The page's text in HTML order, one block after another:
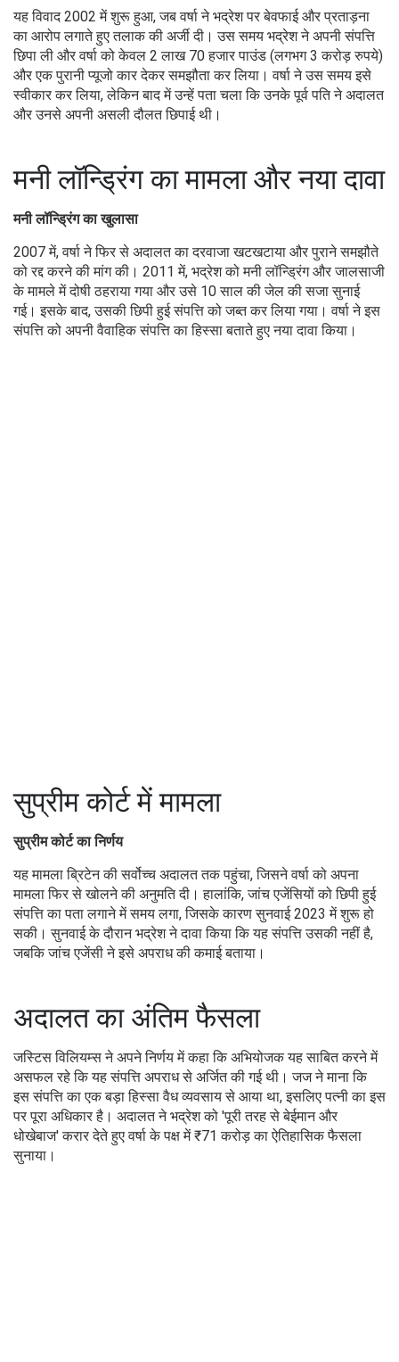
यह विवाद 2002 में शुरू हुआ, जब वर्षा ने भद्रेश पर बेवफाई और प्रताड़ना
का आरोप लगाते हुए तलाक की अर्जी दी। उस समय भद्रेश ने अपनी संपत्ति
छिपा ली और वर्षा को केवल 2 लाख 70 हजार पाउंड (लगभग 3 करोड़ रुपये)
और एक पुरानी प्यूजो कार देकर समझौता कर लिया। वर्षा ने उस समय इसे
स्वीकार कर लिया, लेकिन बाद में उन्हें पता चला कि उनके पूर्व पति ने अदालत
और उनसे अपनी असली दौलत छिपाई थी।
मनी लॉन्ड्रिंग का मामला और नया दावा
मनी लॉन्ड्रिंग का खुलासा
2007 में, वर्षा ने फिर से अदालत का दरवाजा खटखटाया और पुराने समझौते
को रद्द करने की मांग की। 2011 में, भद्रेश को मनी लॉन्ड्रिंग और जालसाजी
के मामले में दोषी ठहराया गया और उसे 10 साल की जेल की सजा सुनाई
गई। इसके बाद, उसकी छिपी हुई संपत्ति को जब्त कर लिया गया। वर्षा ने इस
संपत्ति को अपनी वैवाहिक संपत्ति का हिस्सा बताते हुए नया दावा किया।
सुप्रीम कोर्ट में मामला
सुप्रीम कोर्ट का निर्णय
यह मामला ब्रिटेन की सर्वोच्च अदालत तक पहुंचा, जिसने वर्षा को अपना
मामला फिर से खोलने की अनुमति दी। हालांकि, जांच एजेंसियों को छिपी हुई
संपत्ति का पता लगाने में समय लगा, जिसके कारण सुनवाई 2023 में शुरू हो
सकी। सुनवाई के दौरान भद्रेश ने दावा किया कि यह संपत्ति उसकी नहीं है,
जबकि जांच एजेंसी ने इसे अपराध की कमाई बताया।
अदालत का अंतिम फैसला
जस्टिस विलियम्स ने अपने निर्णय में कहा कि अभियोजक यह साबित करने में
असफल रहे कि यह संपत्ति अपराध से अर्जित की गई थी। जज ने माना कि
इस संपत्ति का एक बड़ा हिस्सा वैध व्यवसाय से आया था, इसलिए पत्नी का इस
पर पूरा अधिकार है। अदालत ने भद्रेश को 'पूरी तरह से बेईमान और
धोखेबाज' करार देते हुए वर्षा के पक्ष में ₹71 करोड़ का ऐतिहासिक फैसला
सुनाया।